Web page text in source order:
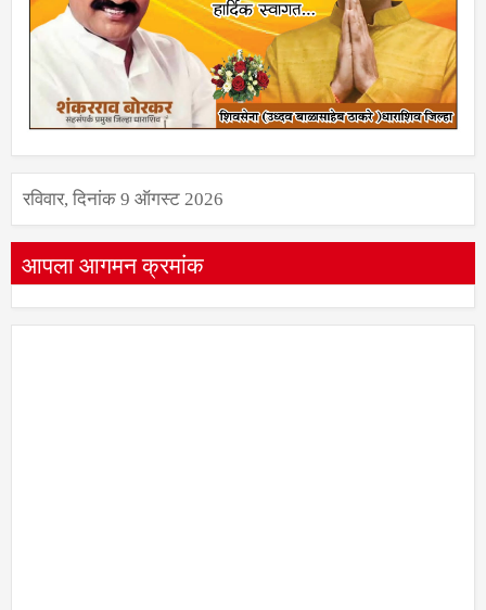
रविवार, दिनांक 9 ऑगस्ट 2026
आपला आगमन क्रमांक